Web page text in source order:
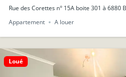
Rue des Corettes n° 15A boite 301 à 6880
Appartement
A louer
Loué